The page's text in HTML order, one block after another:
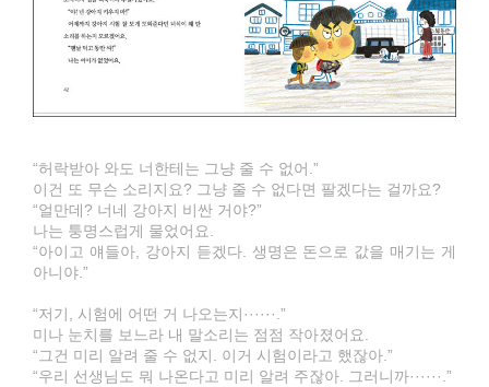
“허락받아 와도 너한테는 그냥 줄 수 없어.”
이건 또 무슨 소리지요? 그냥 줄 수 없다면 팔겠다는 걸까요?
“얼만데? 너네 강아지 비싼 거야?”
나는 퉁명스럽게 물었어요.
“아이고 얘들아, 강아지 듣겠다. 생명은 돈으로 값을 매기는 게
아니야.”
“저기, 시험에 어떤 거 나오는지······.”
미나 눈치를 보느라 내 말소리는 점점 작아졌어요.
“그건 미리 알려 줄 수 없지. 이거 시험이라고 했잖아.”
“우리 선생님도 뭐 나온다고 미리 알려 주잖아. 그러니까······.”